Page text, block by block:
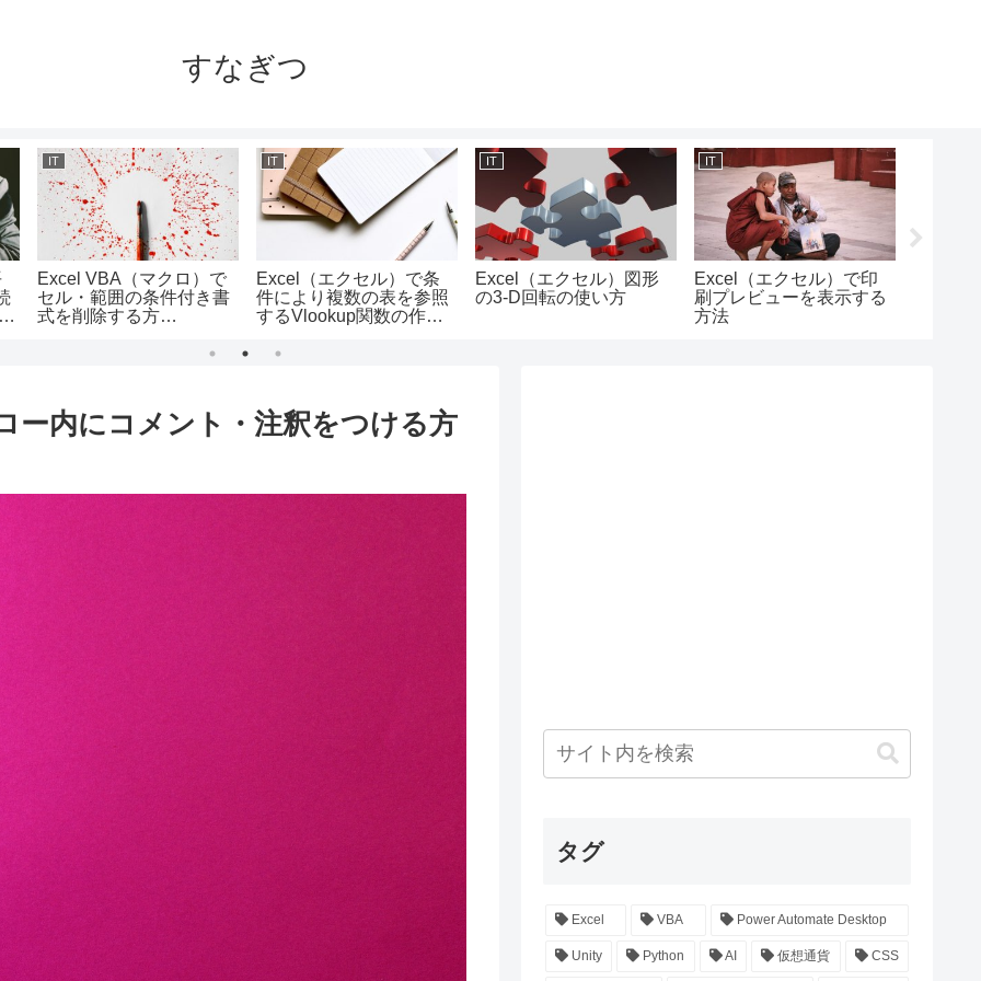
すなぎつ
IT
Excel VBA（マクロ）で
セル・範囲の条件付き書
式を削除する方
IT
Excel（エクセル）で条
件により複数の表を参照
するVlookup関数の作り
合わせ方
IT
Excel（エクセル）図形
の3-D回転の使い方
IT
Excel（エクセル）で印
刷プレビューを表示する
方法
内にコメント・注釈をつける方
タグ
Excel VBA Power Automate Desktop
Unity Python AI 仮想通貨 CSS